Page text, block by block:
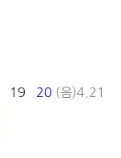
19 20 (음)4.21